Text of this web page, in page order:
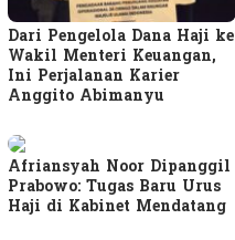
Dari Pengelola Dana Haji ke
Wakil Menteri Keuangan,
Ini Perjalanan Karier
Anggito Abimanyu
Afriansyah Noor Dipanggil
Prabowo: Tugas Baru Urus
Haji di Kabinet Mendatang